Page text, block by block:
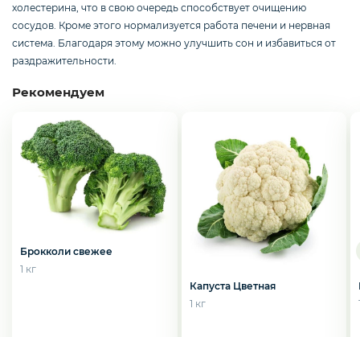
Рыба, Морепродукты
Молоко, молочные продукты
Орехи и сухофрукты
Приправы и специи
холестерина, что в свою очередь способствует очищению
сосудов. Кроме этого нормализуется работа печени и нервная
система. Благодаря этому можно улучшить сон и избавиться от
раздражительности.
Рекомендуем
Брокколи свежее
1 кг
Капуста Цветная
1 кг